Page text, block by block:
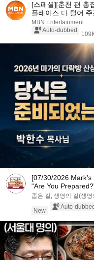
[스페셜][춘천 편 총
플레이스 다 털어
누룽지 정식 등) #전
MBN Entertainment
Auto-dubbed
[07/30/2026
"Are You
Par...
좁은 길, 생명의 길(생
New
Auto-dubbed